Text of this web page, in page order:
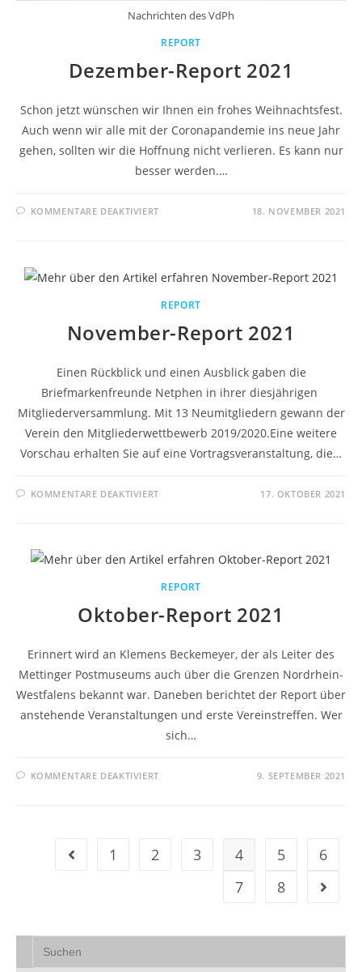
Nachrichten des VdPh
REPORT
Dezember-Report 2021
Schon jetzt wünschen wir Ihnen ein frohes Weihnachtsfest.
Auch wenn wir alle mit der Coronapandemie ins neue Jahr
gehen, sollten wir die Hoffnung nicht verlieren. Es kann nur
besser werden.…
KOMMENTARE DEAKTIVIERT 18. NOVEMBER 2021
REPORT
November-Report 2021
Einen Rückblick und einen Ausblick gaben die
Briefmarkenfreunde Netphen in ihrer diesjährigen
Mitgliederversammlung. Mit 13 Neumitgliedern gewann der
Verein den Mitgliederwettbewerb 2019/2020.Eine weitere
Vorschau erhalten Sie auf eine Vortragsveranstaltung, die…
KOMMENTARE DEAKTIVIERT 17. OKTOBER 2021
REPORT
Oktober-Report 2021
Erinnert wird an Klemens Beckemeyer, der als Leiter des
Mettinger Postmuseums auch über die Grenzen Nordrhein-
Westfalens bekannt war. Daneben berichtet der Report über
anstehende Veranstaltungen und erste Vereinstreffen. Wer
sich…
KOMMENTARE DEAKTIVIERT 9. SEPTEMBER 2021
1 2 3 4 5
6
7
8